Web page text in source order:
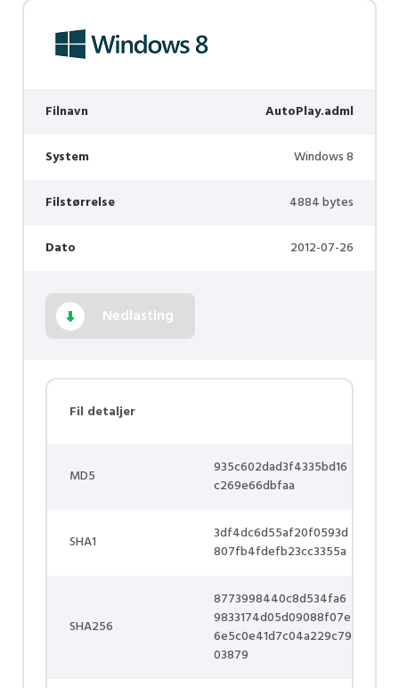
Filnavn AutoPlay.adml
System Windows 8
Filstørrelse 4884 bytes
Dato 2012-07-26
Nedlasting
Fil detaljer
MD5
935c602dad3f4335bd16
c269e66dbfaa
SHA1
3df4dc6d55af20f0593d
807fb4fdefb23cc3355a
SHA256
8773998440c8d534fa6
9833174d05d09088f07e
6e5c0e41d7c04a229c79
03879